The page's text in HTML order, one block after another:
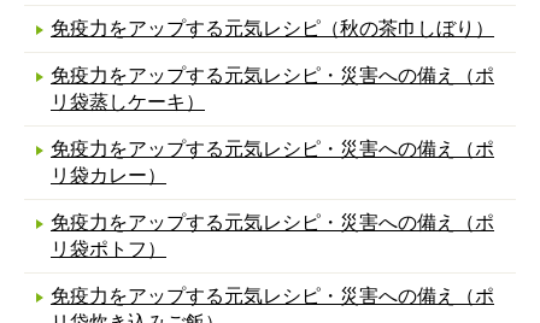
免疫力をアップする元気レシピ（秋の茶巾しぼり）
免疫力をアップする元気レシピ・災害への備え（ポ
リ袋蒸しケーキ）
免疫力をアップする元気レシピ・災害への備え（ポ
リ袋カレー）
免疫力をアップする元気レシピ・災害への備え（ポ
リ袋ポトフ）
免疫力をアップする元気レシピ・災害への備え（ポ